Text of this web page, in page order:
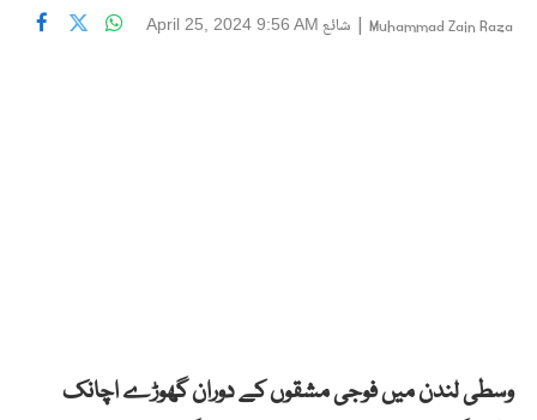
Muhammad Zain Raza
| شائع April 25, 2024 9:56 AM
وسطی لندن میں فوجی مشقوں کے دوران گھوڑے اچانک